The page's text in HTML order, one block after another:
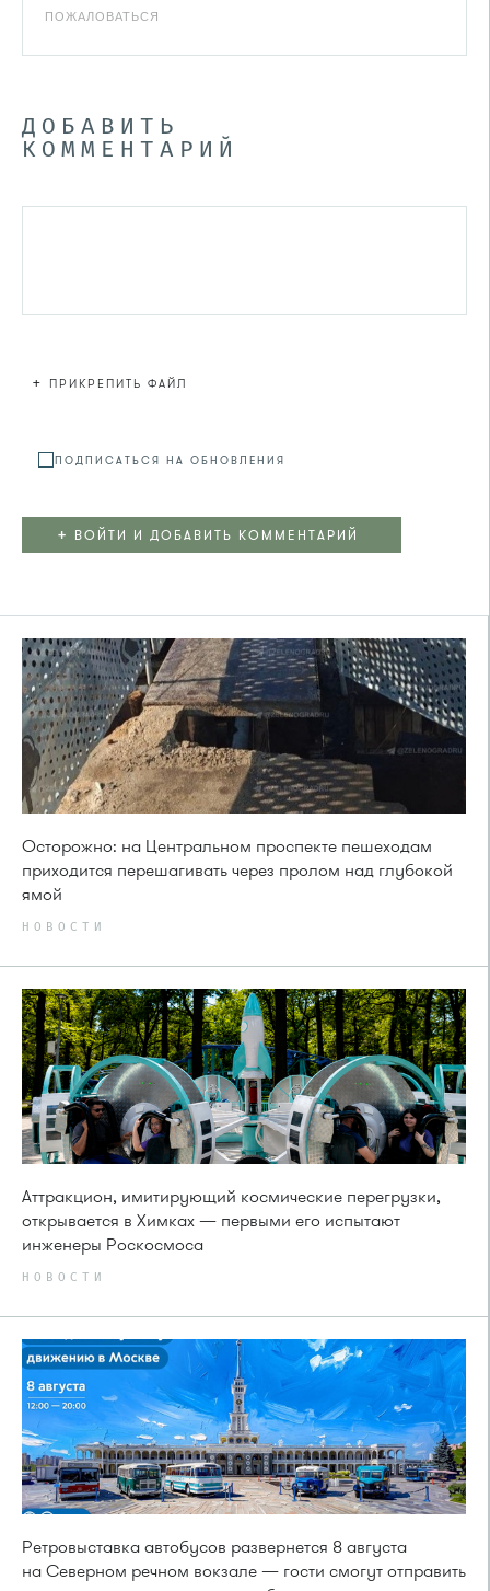
ПОЖАЛОВАТЬСЯ
ДОБАВИТЬ
КОММЕНТАРИЙ
+ ПРИКРЕПИТЬ ФАЙЛ
ПОДПИСАТЬСЯ НА ОБНОВЛЕНИЯ
+ ВОЙТИ И ДОБАВИТЬ КОММЕНТАРИЙ
Осторожно: на Центральном проспекте пешеходам
приходится перешагивать через пролом над глубокой
ямой
НОВОСТИ
Аттракцион, имитирующий космические перегрузки,
открывается в Химках — первыми его испытают
инженеры Роскосмоса
НОВОСТИ
Ретровыставка автобусов развернется 8 августа
на Северном речном вокзале — гости смогут отправить